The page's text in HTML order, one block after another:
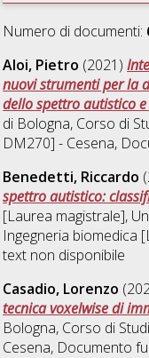
Numero di documenti:
Aloi, Pietro (2021)
nuovi strumenti per la
dello spettro autistico
di Bologna, Corso di
DM270] - Cesena,
Benedetti, Riccardo
spettro autistico:
[Laurea magistrale],
Ingegneria biomedica
text non disponibile
Casadio, Lorenzo
tecnica voxelwise di
Bologna, Corso di
Cesena, Documento